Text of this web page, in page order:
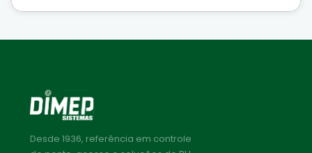
Desde 1936, referência em controle